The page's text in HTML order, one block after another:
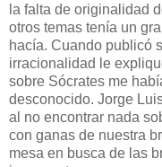
la falta de originalidad
otros temas tenía un
hacía. Cuando publicó
irracionalidad le
sobre Sócrates me
desconocido. Jorge
al no encontrar nada
con ganas de nuestra
mesa en busca de las